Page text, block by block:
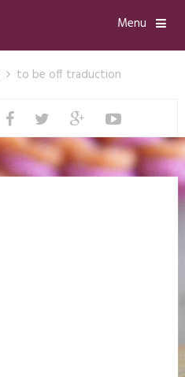
Menu
to be off traduction